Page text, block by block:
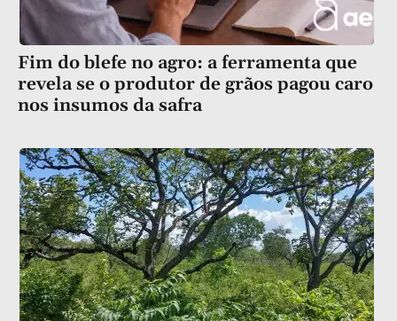
Fim do blefe no agro: a ferramenta que
revela se o produtor de grãos pagou caro
nos insumos da safra